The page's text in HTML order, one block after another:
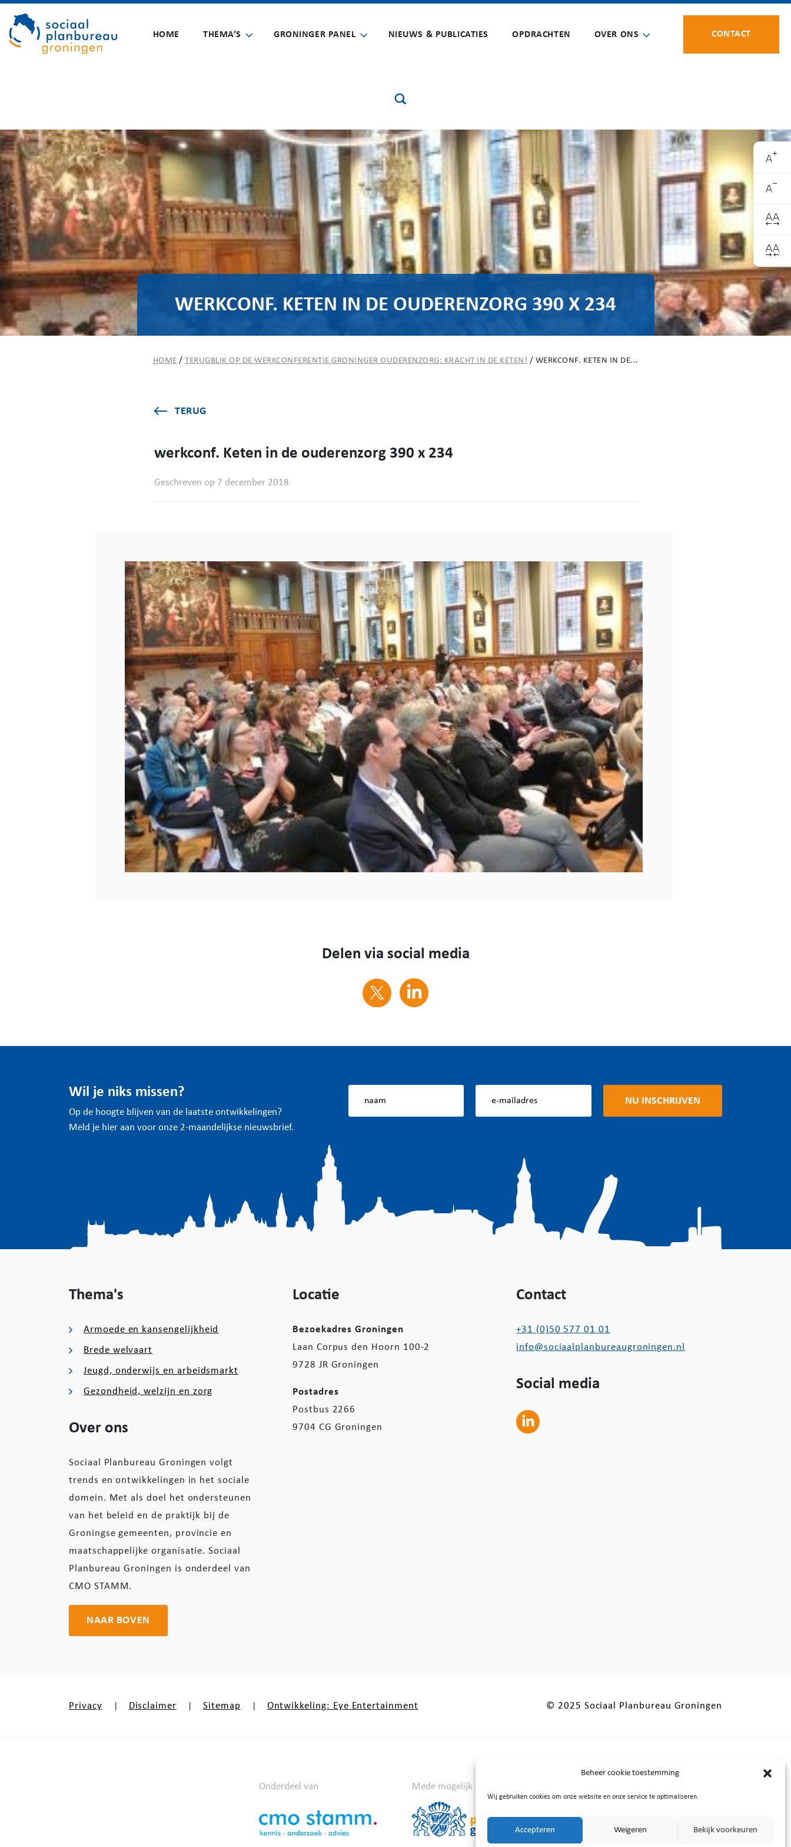
Beheer cookie toestemming
Wij gebruiken cookies om onze website en onze service te optimaliseren.
Accepteren Weigeren Bekijk voorkeuren
CONTACT
HOME THEMA’S GRONINGER PANEL NIEUWS & PUBLICATIES OPDRACHTEN OVER ONS
WERKCONF. KETEN IN DE OUDERENZORG 390 X 234
HOME / TERUGBLIK OP DE WERKCONFERENTIE GRONINGER OUDERENZORG: KRACHT IN DE KETEN! / WERKCONF. KETEN IN DE...
TERUG
werkconf. Keten in de ouderenzorg 390 x 234
Geschreven op 7 december 2018
Delen via social media
Wil je niks missen?
Op de hoogte blijven van de laatste ontwikkelingen?
Meld je hier aan voor onze 2-maandelijkse nieuwsbrief.
Thema's
Armoede en kansengelijkheid
Brede welvaart
Jeugd, onderwijs en arbeidsmarkt
Gezondheid, welzijn en zorg
Over ons
Sociaal Planbureau Groningen volgt
trends en ontwikkelingen in het sociale
domein. Met als doel het ondersteunen
van het beleid en de praktijk bij de
Groningse gemeenten, provincie en
maatschappelijke organisatie. Sociaal
Planbureau Groningen is onderdeel van
CMO STAMM.
NAAR BOVEN
Locatie
Bezoekadres Groningen
Laan Corpus den Hoorn 100-2
9728 JR Groningen
Postadres
Postbus 2266
9704 CG Groningen
Contact
+31 (0)50 577 01 01
info@sociaalplanbureaugroningen.nl
Social media
Privacy Disclaimer Sitemap Ontwikkeling: Eye Entertainment © 2025 Sociaal Planbureau Groningen
Onderdeel van Mede mogelijk gemaakt door